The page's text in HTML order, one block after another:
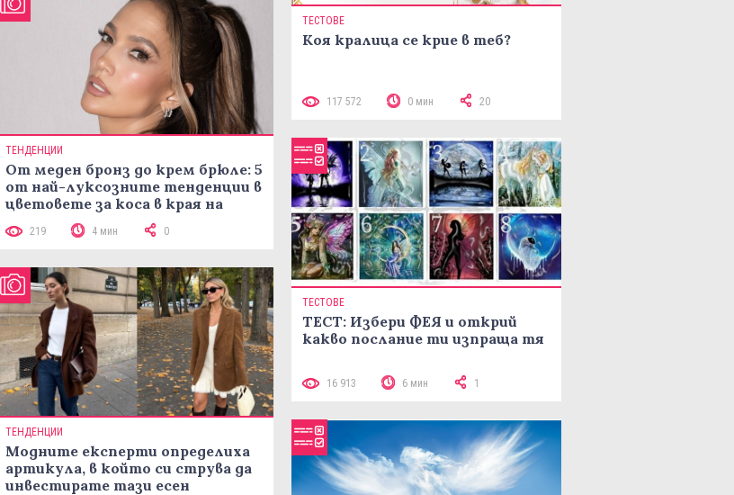
ТЕНДЕНЦИИ
От меден бронз до крем брюле: 5
от най-луксозните тенденции в
цветовете за коса в края на
219 4 мин 0
ТЕНДЕНЦИИ
Модните експерти определиха
артикула, в който си струва да
инвестирате тази есен
ТЕСТОВЕ
Коя кралица се крие в теб?
117 572 0 мин 20
ТЕСТОВЕ
ТЕСТ: Избери ФЕЯ и открий
какво послание ти изпраща тя
16 913 6 мин 1